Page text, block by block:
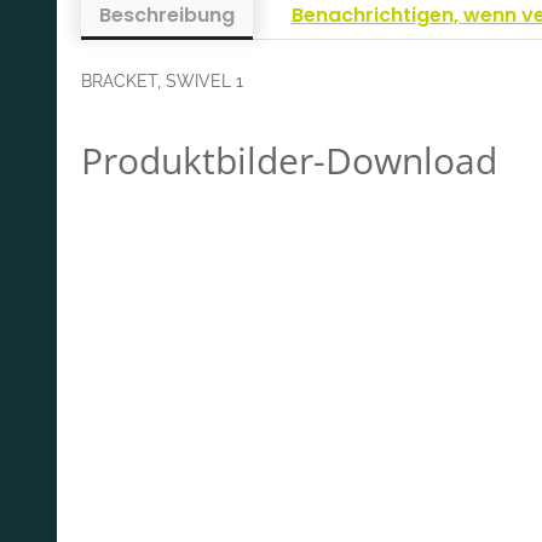
Beschreibung Benachrichtigen, wenn
BRACKET, SWIVEL 1
Produktbilder-Download